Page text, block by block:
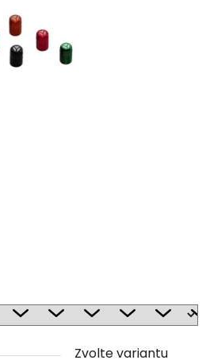
Zvolte variantu